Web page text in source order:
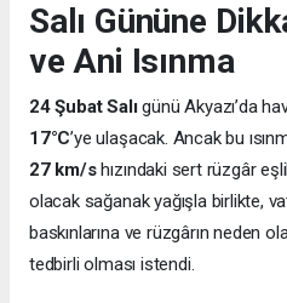
Salı Gününe
ve Ani Isınma
24 Şubat Salıgünü Akyazı’da
17°C’ye ulaşacak. Ancak bu
27 km/shızındaki sert rüzgâr
olacak sağanak yağışla birlikte,
baskınlarına ve rüzgârın neden
tedbirli olması istendi.